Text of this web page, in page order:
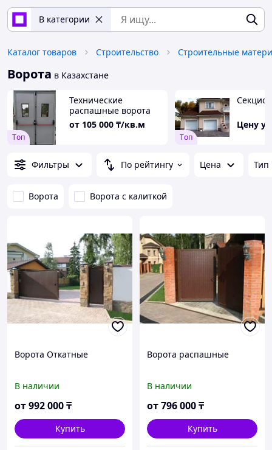
В категории
Каталог товаров Строительство Строительные
Ворота в Казахстане
Tоп
Технические
распашные ворота
от 105 000 ₸/кв.м
Tоп
Цену
Фильтры По рейтингу Цена Тип
Ворота Ворота с калиткой
Ворота Откатные
В наличии
от992 000₸
Купить
Ворота распашные
В наличии
от796 000₸
Купить